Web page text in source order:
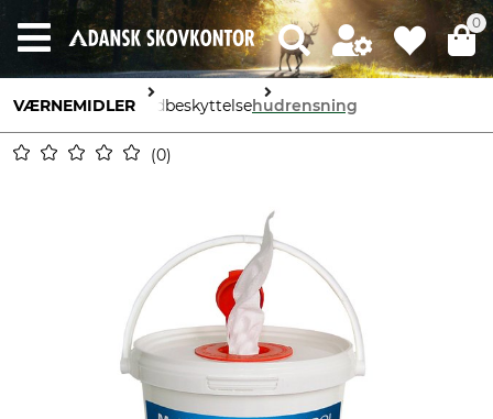
0
VÆRNEMIDLER hudbeskyttelsehudrensning
0